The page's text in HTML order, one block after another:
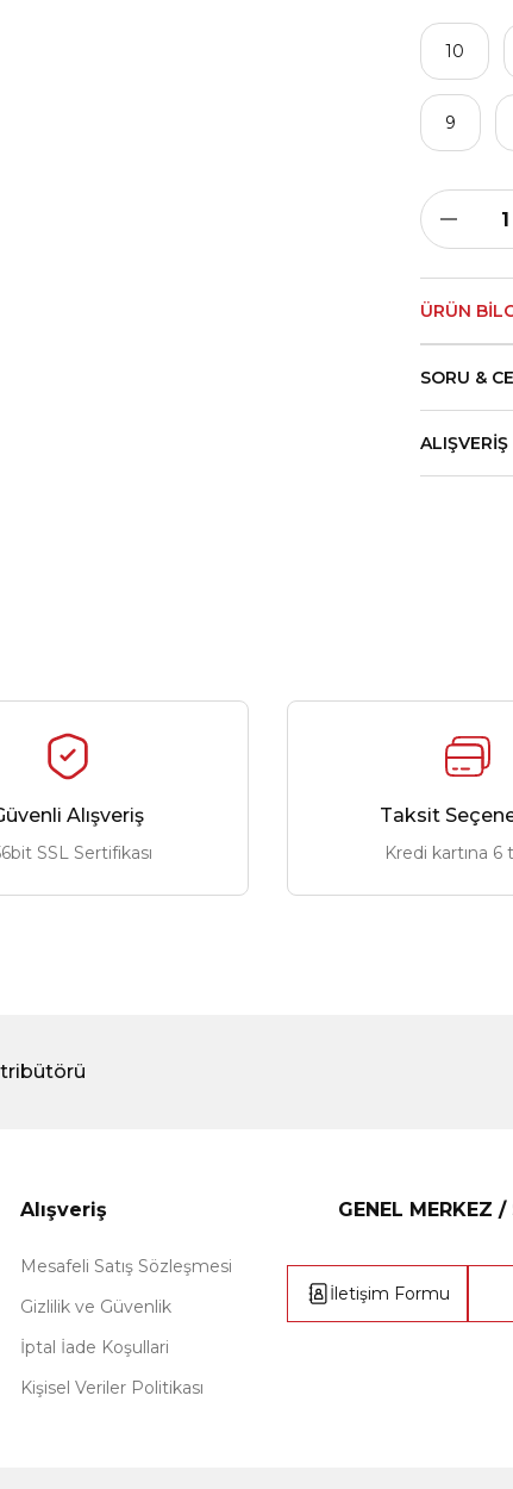
10
9
ÜRÜN
SORU &
Alışveriş
SSL Sertifikası
Taksit
Kredi kartına 6
Alışveriş
Mesafeli Satış Sözleşmesi
Gizlilik ve Güvenlik
İptal İade Koşullari
Kişisel Veriler Politikası
GENEL MERKEZ /
İletişim Formu